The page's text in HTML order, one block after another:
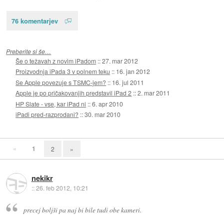
76 komentarjev
Preberite si še…
Še o težavah z novim iPadom ::27. mar 2012
Proizvodnja iPada 3 v polnem teku :: 16. jan 2012
Se Apple povezuje s TSMC-jem? :: 16. jul 2011
Apple je po pričakovanjih predstavil iPad 2 ::2. mar 2011
HP Slate - vse, kar iPad ni ::6. apr 2010
iPadi pred-razprodani? ::30. mar 2010
« 1 2 »
nekikr
::26. feb 2012, 10:21
precej boljši pa naj bi bile tudi obe kameri.